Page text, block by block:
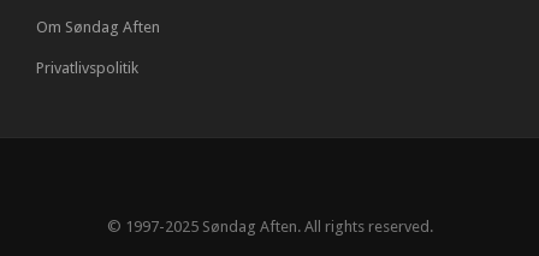
Om Søndag Aften
Privatlivspolitik
© 1997-2025 Søndag Aften. All rights reserved.